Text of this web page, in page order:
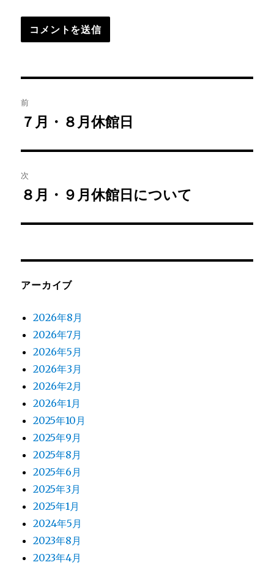
稿
ビ
ゲ
ー
前
前
投
稿:
７月・８月休館日
次
次
投
８月・９月休館日について
アーカイブ
2026年8月
2026年7月
2026年5月
2026年3月
2026年2月
2026年1月
2025年10月
2025年9月
2025年8月
2025年6月
2025年3月
2025年1月
2024年5月
2023年8月
2023年4月